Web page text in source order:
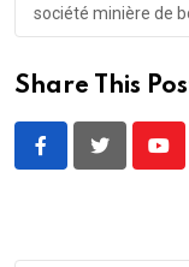
société minière de
Share This